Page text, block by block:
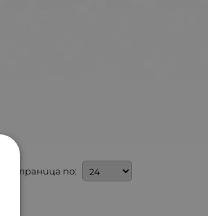
На страница по: